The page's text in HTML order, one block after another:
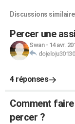
Discussions
Percer une
Swan- 14 avr.
dojeloju30130
4 réponses
Comment
percer ?